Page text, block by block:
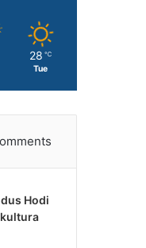
28 ℃
Tue
Hodi